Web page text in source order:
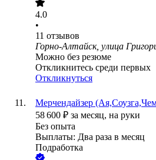
4.0
•
11 отзывов
Горно-Алтайск, улица
Можно без резюме
Откликнитесь среди первых
Откликнуться
Мерчендайзер
58 600 ₽ за месяц, на руки
Без опыта
Выплаты: Два раза в месяц
Подработка